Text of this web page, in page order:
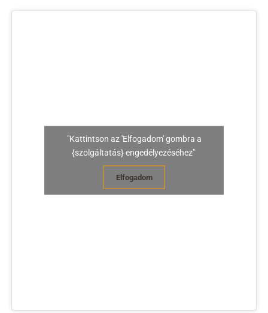
"Kattintson az 'Elfogadom' gombra a
{szolgáltatás} engedélyezéséhez"
Elfogadom